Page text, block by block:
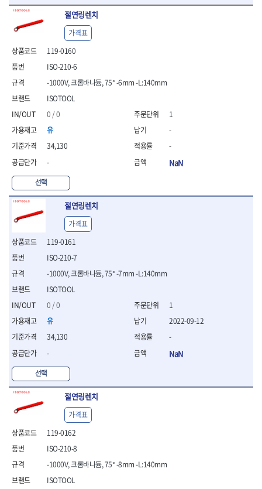
- 모터렌치
- 함마스패너
절연.전설.방폭공구
- 절연옵셋렌치
- 절연드라이버
- 절연스패너
- 절연T렌치
- 절연소켓
- 절연별소켓
- 절연별비트소켓
- 절연육각비트소켓
- 절연토크렌치
- 절연콤비네이션렌치
- 절연링렌치
- 절연플라이어
- 절연전공칼
- 절연안전모
- 절연매트
- 방폭소켓
- 방폭라쳇핸들
- 방폭콤비네이션렌치
- 방폭함마스패너
- 절연일자드라이버
- 절연드라이버세트
- 스트리퍼
- 라쳇케이블커터
- 자동스트리퍼
- 케이블스트리퍼
- 압착기
- 절연공구세트
- 절연비트홀다드라이버
- 방폭망치
- 절연L렌치
절연링렌치
119-0160
ISOTOOL
0 / 0
유
34,130
-
선택
ISO-210-6
-1000V, 크롬바나듐, 75° -6mm -L:140mm
가격표
1
-
-
NaN
절연링렌치
119-0161
ISOTOOL
0 / 0
유
34,130
-
선택
ISO-210-7
-1000V, 크롬바나듐, 75° -7mm -L:140mm
가격표
1
2022-09-12
-
NaN
절연링렌치
119-0162
ISOTOOL
ISO-210-8
-1000V, 크롬바나듐, 75° -8mm -L:140mm
가격표